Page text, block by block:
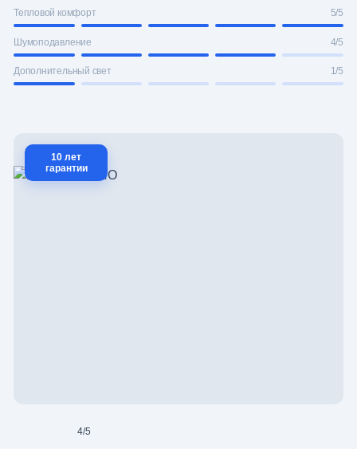
Тепловой комфорт 5/5
Шумоподавление 4/5
Дополнительный свет 1/5
10 лет
гарантии
4/5